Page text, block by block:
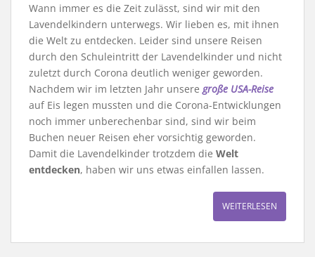
Wann immer es die Zeit zulässt, sind wir mit den
Lavendelkindern unterwegs. Wir lieben es, mit ihnen
die Welt zu entdecken. Leider sind unsere Reisen
durch den Schuleintritt der Lavendelkinder und nicht
zuletzt durch Corona deutlich weniger geworden.
Nachdem wir im letzten Jahr unsere große USA-Reise
auf Eis legen mussten und die Corona-Entwicklungen
noch immer unberechenbar sind, sind wir beim
Buchen neuer Reisen eher vorsichtig geworden.
Damit die Lavendelkinder trotzdem die Welt
entdecken, haben wir uns etwas einfallen lassen.
WEITERLESEN